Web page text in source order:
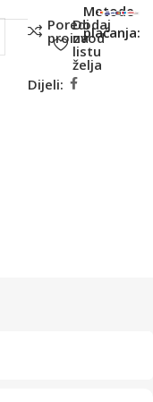
Poredi
proizvod
Dodaj
na
listu
želja
Dijeli:
Metode
plaćanja: